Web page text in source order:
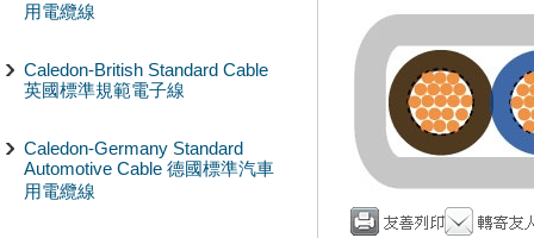
用電纜線
Caledon-British Standard Cable
英國標準規範電子線
Caledon-Germany Standard
Automotive Cable 德國標準汽車
用電纜線